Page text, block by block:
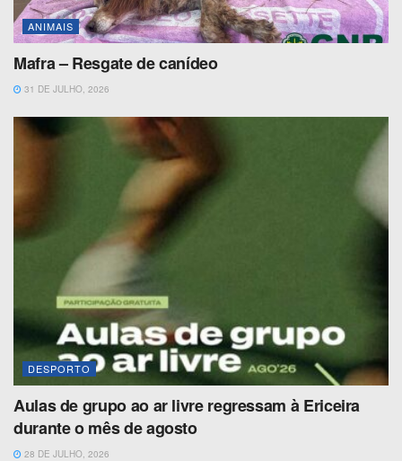
ANIMAIS
Mafra – Resgate de canídeo
31 DE JULHO, 2026
DESPORTO
Aulas de grupo ao ar livre regressam à Ericeira
durante o mês de agosto
28 DE JULHO, 2026